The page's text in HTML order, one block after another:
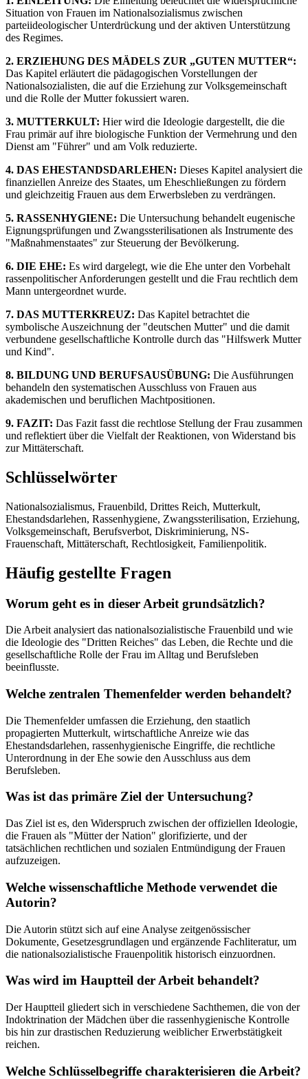
Situation von Frauen im Nationalsozialismus zwischen
parteiideologischer Unterdrückung und der aktiven Unterstützung
des Regimes.
2. ERZIEHUNG DES MÄDELS ZUR „GUTEN MUTTER“:
Das Kapitel erläutert die pädagogischen Vorstellungen der
Nationalsozialisten, die auf die Erziehung zur Volksgemeinschaft
und die Rolle der Mutter fokussiert waren.
3. MUTTERKULT: Hier wird die Ideologie dargestellt, die die
Frau primär auf ihre biologische Funktion der Vermehrung und den
Dienst am "Führer" und am Volk reduzierte.
4. DAS EHESTANDSDARLEHEN: Dieses Kapitel analysiert die
finanziellen Anreize des Staates, um Eheschließungen zu fördern
und gleichzeitig Frauen aus dem Erwerbsleben zu verdrängen.
5. RASSENHYGIENE: Die Untersuchung behandelt eugenische
Eignungsprüfungen und Zwangssterilisationen als Instrumente des
"Maßnahmenstaates" zur Steuerung der Bevölkerung.
6. DIE EHE: Es wird dargelegt, wie die Ehe unter den Vorbehalt
rassenpolitischer Anforderungen gestellt und die Frau rechtlich dem
Mann untergeordnet wurde.
7. DAS MUTTERKREUZ: Das Kapitel betrachtet die
symbolische Auszeichnung der "deutschen Mutter" und die damit
verbundene gesellschaftliche Kontrolle durch das "Hilfswerk Mutter
und Kind".
8. BILDUNG UND BERUFSAUSÜBUNG: Die Ausführungen
behandeln den systematischen Ausschluss von Frauen aus
akademischen und beruflichen Machtpositionen.
9. FAZIT: Das Fazit fasst die rechtlose Stellung der Frau zusammen
und reflektiert über die Vielfalt der Reaktionen, von Widerstand bis
zur Mittäterschaft.
Schlüsselwörter
Nationalsozialismus, Frauenbild, Drittes Reich, Mutterkult,
Ehestandsdarlehen, Rassenhygiene, Zwangssterilisation, Erziehung,
Volksgemeinschaft, Berufsverbot, Diskriminierung, NS-
Frauenschaft, Mittäterschaft, Rechtlosigkeit, Familienpolitik.
Häufig gestellte Fragen
Worum geht es in dieser Arbeit grundsätzlich?
Die Arbeit analysiert das nationalsozialistische Frauenbild und wie
die Ideologie des "Dritten Reiches" das Leben, die Rechte und die
gesellschaftliche Rolle der Frau im Alltag und Berufsleben
beeinflusste.
Welche zentralen Themenfelder werden behandelt?
Die Themenfelder umfassen die Erziehung, den staatlich
propagierten Mutterkult, wirtschaftliche Anreize wie das
Ehestandsdarlehen, rassenhygienische Eingriffe, die rechtliche
Unterordnung in der Ehe sowie den Ausschluss aus dem
Berufsleben.
Was ist das primäre Ziel der Untersuchung?
Das Ziel ist es, den Widerspruch zwischen der offiziellen Ideologie,
die Frauen als "Mütter der Nation" glorifizierte, und der
tatsächlichen rechtlichen und sozialen Entmündigung der Frauen
aufzuzeigen.
Welche wissenschaftliche Methode verwendet die
Autorin?
Die Autorin stützt sich auf eine Analyse zeitgenössischer
Dokumente, Gesetzesgrundlagen und ergänzende Fachliteratur, um
die nationalsozialistische Frauenpolitik historisch einzuordnen.
Was wird im Hauptteil der Arbeit behandelt?
Der Hauptteil gliedert sich in verschiedene Sachthemen, die von der
Indoktrination der Mädchen über die rassenhygienische Kontrolle
bis hin zur drastischen Reduzierung weiblicher Erwerbstätigkeit
reichen.
Welche Schlüsselbegriffe charakterisieren die Arbeit?